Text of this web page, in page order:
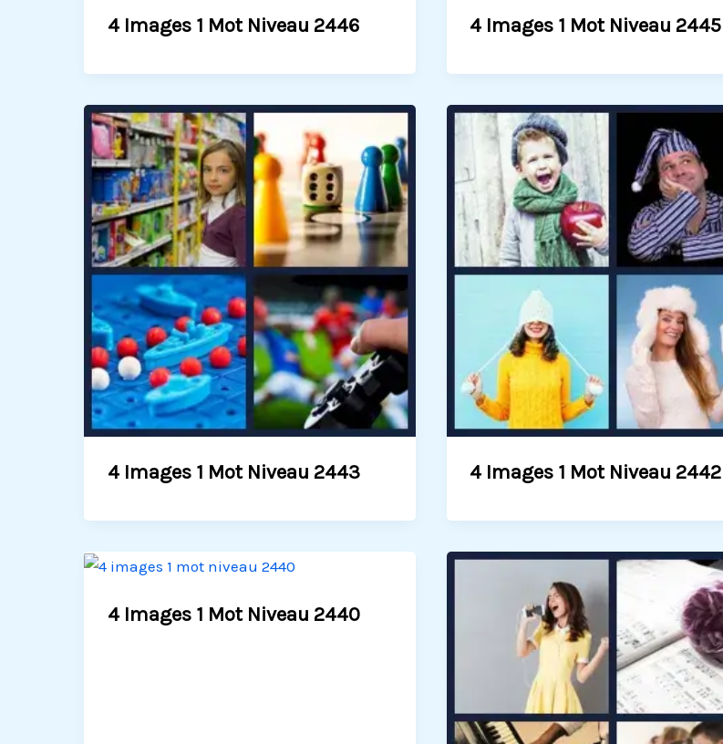
4 Images 1 Mot Niveau 2446 4 Images 1 Mot Niveau 2445
4 Images 1 Mot Niveau 2443 4 Images 1 Mot Niveau 2442
4 Images 1 Mot Niveau 2440